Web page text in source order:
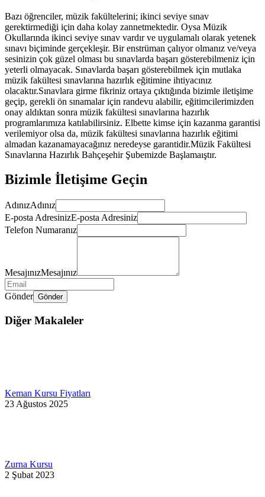
Bazı öğrenciler, müzik fakültelerini; ikinci seviye sınav
gerektirmediği için daha kolay zannetmektedir. Oysa Müzik
Okullarında ikinci seviye sınav vardır ve uygulamalı olarak yetenek
sınavı biçiminde gerçekleşir. Bir enstrüman çalıyor olmanız ve/veya
sesinizin çok güzel olması bu sınavlarda başarı gösterebilmeniz için
yeterli olmayacak. Sınavlarda başarı gösterebilmek için mutlaka
müzik fakültesi sınavlarına hazırlık eğitimine ihtiyacınız
olacaktır.Sınavlara girme fikriniz ortaya çıktığında bizimle iletişime
geçip, gerekli ön sınamalar için randevu alabilir, eğitimcilerimizden
onay aldıktan sonra müzik fakültesi sınavlarına hazırlık
programlarımıza katılabilirsiniz. Elbette kimse için kazanma garantisi
verilemiyor olsa da, müzik fakültesi sınavlarına hazırlık eğitimi
almadan kazanamayacağınız neredeyse garantidir.Müzik Fakültesi
Sınavlarına Hazırlık Bahçeşehir Şubemizde Başlamaıştır.
Bizimle İletişime Geçin
AdınızAdınız
E-posta AdresinizE-posta Adresiniz
Telefon Numaranız
MesajınızMesajınız
Gönder Gönder
Diğer Makaleler
Keman Kursu Fiyatları
23 Ağustos 2025
Zurna Kursu
2 Şubat 2023